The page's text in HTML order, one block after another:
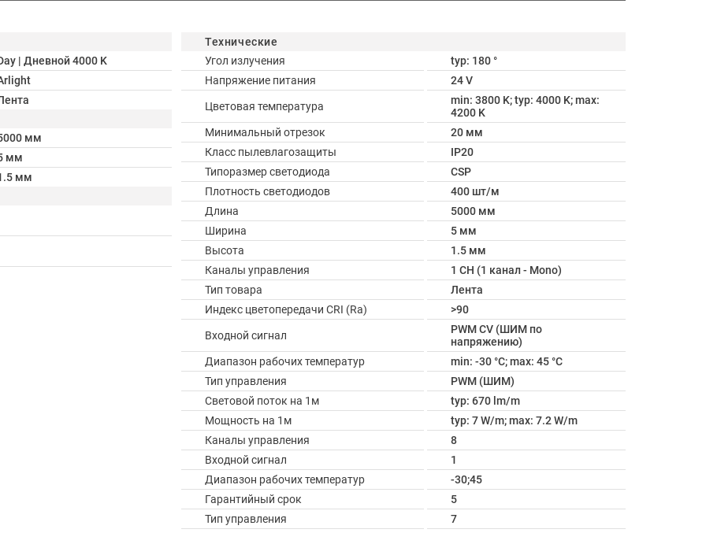
| Дневной 4000 K
мм
мм
мм
Технические
Угол излучения
typ: 180 °
Напряжение питания
24 V
Цветовая температура
min: 3800 K; typ: 4000 K; max:
4200 K
Минимальный отрезок
20 мм
Класс пылевлагозащиты
IP20
Типоразмер светодиода
CSP
Плотность светодиодов
400 шт/м
Длина
5000 мм
Ширина
5 мм
Высота
1.5 мм
Каналы управления
1 CH (1 канал - Mono)
Тип товара
Лента
Индекс цветопередачи CRI (Ra)
>90
Входной сигнал
PWM СV (ШИМ по
напряжению)
Диапазон рабочих температур
min: -30 °C; max: 45 °C
Тип управления
PWM (ШИМ)
Световой поток на 1м
typ: 670 lm/m
Мощность на 1м
typ: 7 W/m; max: 7.2 W/m
Каналы управления
8
Входной сигнал
1
Диапазон рабочих температур
-30;45
Гарантийный срок
5
Тип управления
7